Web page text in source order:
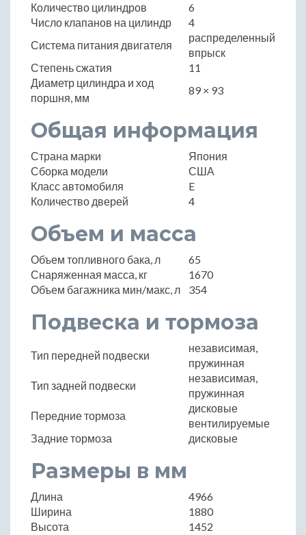
Количество цилиндров
6
Число клапанов на цилиндр
4
Система питания двигателя
распределенный
впрыск
Степень сжатия
11
Диаметр цилиндра и ход
поршня, мм
89 × 93
Общая информация
Страна марки
Япония
Сборка модели
США
Класс автомобиля
E
Количество дверей
4
Объем и масса
Объем топливного бака, л
65
Снаряженная масса, кг
1670
Объем багажника мин/макс, л
354
Подвеска и тормоза
Тип передней подвески
независимая,
пружинная
Тип задней подвески
независимая,
пружинная
Передние тормоза
дисковые
вентилируемые
Задние тормоза
дисковые
Размеры в мм
Длина
4966
Ширина
1880
Высота
1452